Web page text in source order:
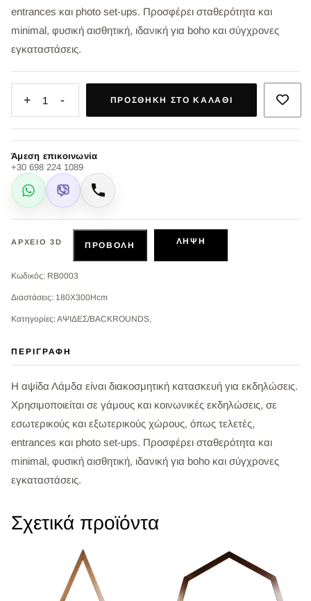
entrances και photo set-ups. Προσφέρει σταθερότητα και
minimal, φυσική αισθητική, ιδανική για boho και σύγχρονες
εγκαταστάσεις.
+ 1 - ΠΡΟΣΘΉΚΗ ΣΤΟ ΚΑΛΆΘΙ
Άμεση επικοινωνία
+30 698 224 1089
WhatsApp
Viber Κλήση
ΑΡΧΕΊΟ 3D ΠΡΟΒΟΛΉ ΛΉΨΗ
Κωδικός: RB0003
Διαστάσεις: 180X300Hcm
Κατηγορίες: ΑΨΙΔΕΣ/BACKROUNDS,
ΠΕΡΙΓΡΑΦΉ
Η αψίδα Λάμδα είναι διακοσμητική κατασκευή για εκδηλώσεις.
Χρησιμοποιείται σε γάμους και κοινωνικές εκδηλώσεις, σε
εσωτερικούς και εξωτερικούς χώρους, όπως τελετές,
entrances και photo set-ups. Προσφέρει σταθερότητα και
minimal, φυσική αισθητική, ιδανική για boho και σύγχρονες
εγκαταστάσεις.
Σχετικά προϊόντα